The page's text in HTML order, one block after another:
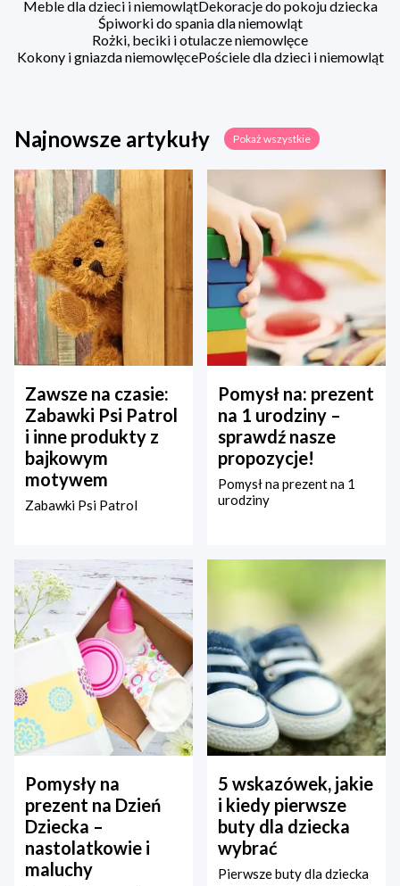
Meble dla dzieci i niemowlątDekoracje do pokoju dziecka
Śpiworki do spania dla niemowląt
Rożki, beciki i otulacze niemowlęce
Kokony i gniazda niemowlęcePościele dla dzieci i niemowląt
Najnowsze artykuły Pokaż wszystkie
Zawsze na czasie:
Zabawki Psi Patrol
i inne produkty z
bajkowym
motywem
Zabawki Psi Patrol
Pomysł na: prezent
na 1 urodziny –
sprawdź nasze
propozycje!
Pomysł na prezent na 1
urodziny
Pomysły na
prezent na Dzień
Dziecka –
nastolatkowie i
maluchy
5 wskazówek, jakie
i kiedy pierwsze
buty dla dziecka
wybrać
Pierwsze buty dla dziecka